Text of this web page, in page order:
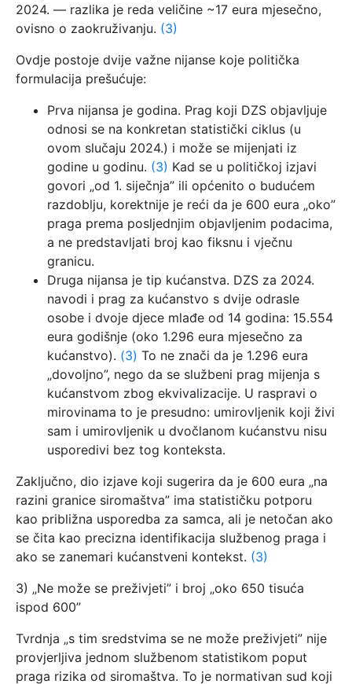
2024. — razlika je reda veličine ~17 eura mjesečno,
ovisno o zaokruživanju. (3)
Ovdje postoje dvije važne nijanse koje politička
formulacija prešućuje:
Prva nijansa je godina. Prag koji DZS objavljuje
odnosi se na konkretan statistički ciklus (u
ovom slučaju 2024.) i može se mijenjati iz
godine u godinu. (3) Kad se u političkoj izjavi
govori „od 1. siječnja” ili općenito o budućem
razdoblju, korektnije je reći da je 600 eura „oko”
praga prema posljednjim objavljenim podacima,
a ne predstavljati broj kao fiksnu i vječnu
granicu.
Druga nijansa je tip kućanstva. DZS za 2024.
navodi i prag za kućanstvo s dvije odrasle
osobe i dvoje djece mlađe od 14 godina: 15.554
eura godišnje (oko 1.296 eura mjesečno za
kućanstvo). (3) To ne znači da je 1.296 eura
„dovoljno”, nego da se službeni prag mijenja s
kućanstvom zbog ekvivalizacije. U raspravi o
mirovinama to je presudno: umirovljenik koji živi
sam i umirovljenik u dvočlanom kućanstvu nisu
usporedivi bez tog konteksta.
Zaključno, dio izjave koji sugerira da je 600 eura „na
razini granice siromaštva” ima statističku potporu
kao približna usporedba za samca, ali je netočan ako
se čita kao precizna identifikacija službenog praga i
ako se zanemari kućanstveni kontekst. (3)
3) „Ne može se preživjeti” i broj „oko 650 tisuća
ispod 600”
Tvrdnja „s tim sredstvima se ne može preživjeti” nije
provjerljiva jednom službenom statistikom poput
praga rizika od siromaštva. To je normativan sud koji